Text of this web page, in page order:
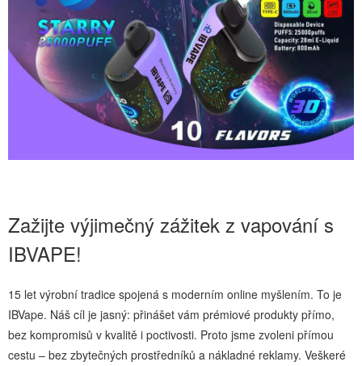
Zažijte výjimečný zážitek z vapování s
IBVAPE!
15 let výrobní tradice spojená s moderním online myšlením. To je
IBVape. Náš cíl je jasný: přinášet vám prémiové produkty přímo,
bez kompromisů v kvalitě i poctivosti. Proto jsme zvoleni přímou
cestu – bez zbytečných prostředníků a nákladné reklamy. Veškeré